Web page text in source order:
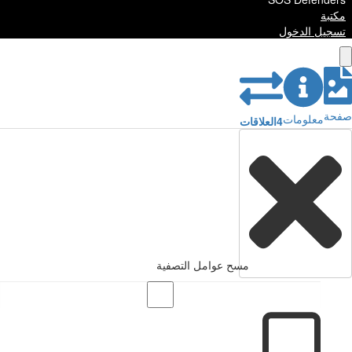
مكتبة
تسجيل الدخول
صفحةمعلومات4العلاقات
مسح عوامل التصفية